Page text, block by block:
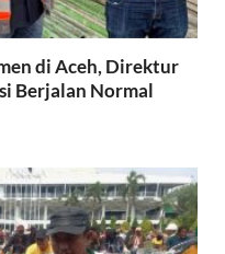
di Aceh, Direktur
Berjalan Normal